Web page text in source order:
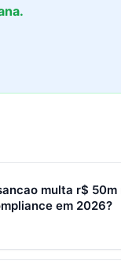
multa r$
em 2026?
chatbot ia